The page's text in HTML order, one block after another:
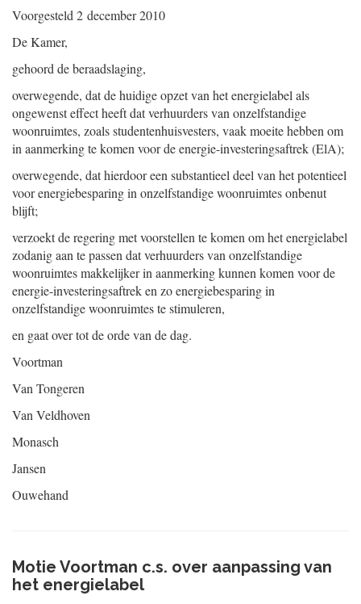
Voorgesteld 2 december 2010
De Kamer,
gehoord de beraadslaging,
overwegende, dat de huidige opzet van het energielabel als
ongewenst effect heeft dat verhuurders van onzelfstandige
woonruimtes, zoals studentenhuisvesters, vaak moeite hebben om
in aanmerking te komen voor de energie-investeringsaftrek (ElA);
overwegende, dat hierdoor een substantieel deel van het potentieel
voor energiebesparing in onzelfstandige woonruimtes onbenut
blijft;
verzoekt de regering met voorstellen te komen om het energielabel
zodanig aan te passen dat verhuurders van onzelfstandige
woonruimtes makkelijker in aanmerking kunnen komen voor de
energie-investeringsaftrek en zo energiebesparing in
onzelfstandige woonruimtes te stimuleren,
en gaat over tot de orde van de dag.
Voortman
Van Tongeren
Van Veldhoven
Monasch
Jansen
Ouwehand
Motie Voortman c.s. over aanpassing van
het energielabel